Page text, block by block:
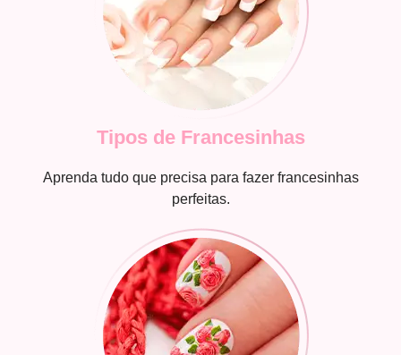
Tipos de Francesinhas
Aprenda tudo que precisa para fazer francesinhas
perfeitas.